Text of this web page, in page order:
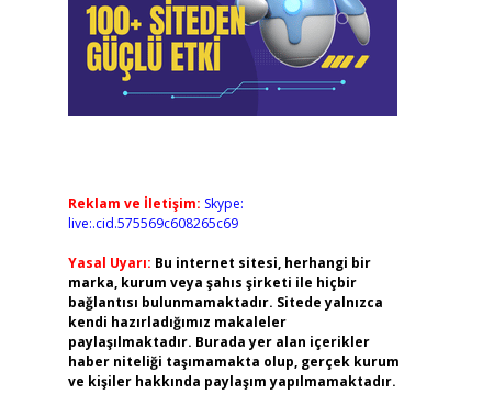
Reklam ve İletişim: Skype:
live:.cid.575569c608265c69
Yasal Uyarı: Bu internet sitesi, herhangi bir
marka, kurum veya şahıs şirketi ile hiçbir
bağlantısı bulunmamaktadır. Sitede yalnızca
kendi hazırladığımız makaleler
paylaşılmaktadır. Burada yer alan içerikler
haber niteliği taşımamakta olup, gerçek kurum
ve kişiler hakkında paylaşım yapılmamaktadır.